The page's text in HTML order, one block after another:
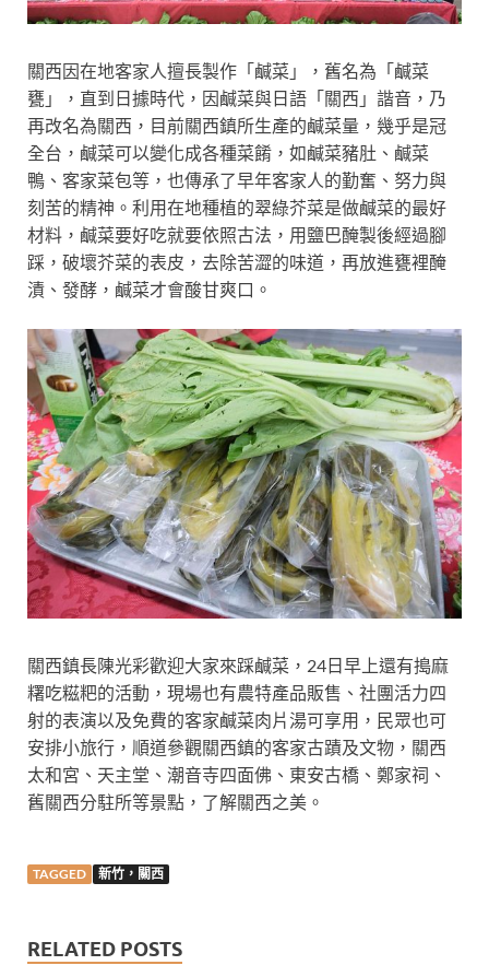
關西因在地客家人擅長製作「鹹菜」，舊名為「鹹菜
甕」，直到日據時代，因鹹菜與日語「關西」諧音，乃
再改名為關西，目前關西鎮所生產的鹹菜量，幾乎是冠
全台，鹹菜可以變化成各種菜餚，如鹹菜豬肚、鹹菜
鴨、客家菜包等，也傳承了早年客家人的勤奮、努力與
刻苦的精神。利用在地種植的翠綠芥菜是做鹹菜的最好
材料，鹹菜要好吃就要依照古法，用鹽巴醃製後經過腳
踩，破壞芥菜的表皮，去除苦澀的味道，再放進甕裡醃
漬、發酵，鹹菜才會酸甘爽口。
關西鎮長陳光彩歡迎大家來踩鹹菜，24日早上還有搗麻
糬吃糍粑的活動，現場也有農特產品販售、社團活力四
射的表演以及免費的客家鹹菜肉片湯可享用，民眾也可
安排小旅行，順道參觀關西鎮的客家古蹟及文物，關西
太和宮、天主堂、潮音寺四面佛、東安古橋、鄭家祠、
舊關西分駐所等景點，了解關西之美。
TAGGED 新竹，關西
RELATED POSTS